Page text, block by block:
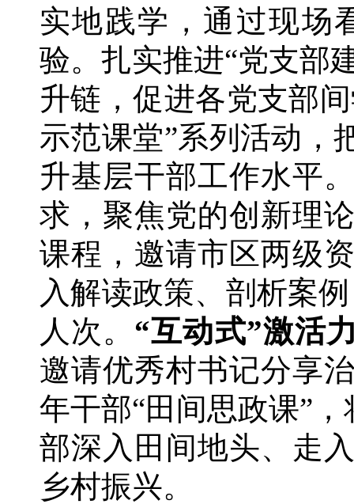
实地践学，通过现场
验。扎实推进“党支部
升链，促进各党支部
示范课堂”系列活动，
升基层干部工作水平
求，聚焦党的创新理
课程，邀请市区两级
入解读政策、剖析案
人次。 “互动式”激活
邀请优秀村书记分享
年干部“田间思政课”
部深入田间地头、走
乡村振兴。